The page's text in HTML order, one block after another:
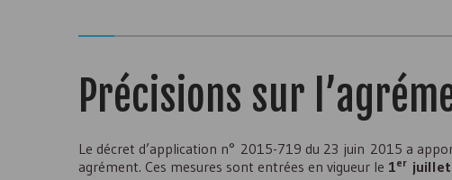
Précisions sur
Le décret d’application n° 2015-719 du 23 juin 2015 a
agrément. Ces mesures sont entrées en vigueur le 1er